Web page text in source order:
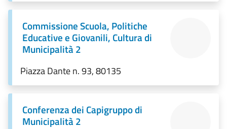
Commissione Scuola, Politiche
Educative e Giovanili, Cultura di
Municipalità 2
Piazza Dante n. 93, 80135
Conferenza dei Capigruppo di
Municipalità 2